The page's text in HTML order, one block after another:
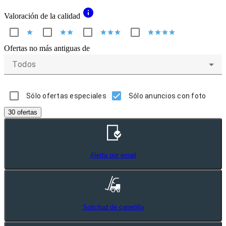
Valoración de la calidad info
star starstar starstarstar starstarstarstar
Ofertas no más antiguas de
Todos
Sólo ofertas especiales Sólo anuncios con foto
30 ofertas
Alerta por email
Solicitud de carretilla